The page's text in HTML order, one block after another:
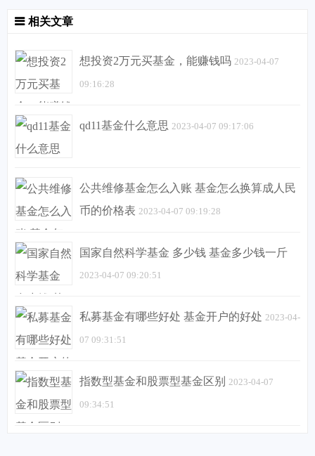
相关文章
想投资2万元买基金，能赚钱吗 2023-04-07
09:16:28
qd11基金什么意思 2023-04-07 09:17:06
公共维修基金怎么入账 基金怎么换算成人民
币的价格表 2023-04-07 09:19:28
国家自然科学基金 多少钱 基金多少钱一斤
2023-04-07 09:20:51
私募基金有哪些好处 基金开户的好处 2023-04-
07 09:31:51
指数型基金和股票型基金区别 2023-04-07
09:34:51